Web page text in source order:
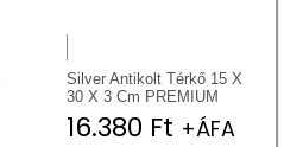
Silver Antikolt Térkő 15 X
30 X 3 Cm PREMIUM
16.380 Ft +ÁFA